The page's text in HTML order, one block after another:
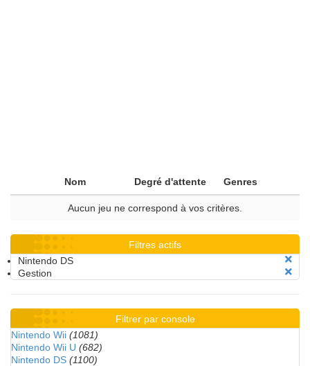
Nom Degré d'attente Genres
Aucun jeu ne correspond à vos critères.
Filtres actifs
Nintendo DS
Gestion
Filtrer par console
Nintendo Wii (1081)
Nintendo Wii U (682)
Nintendo DS (1100)